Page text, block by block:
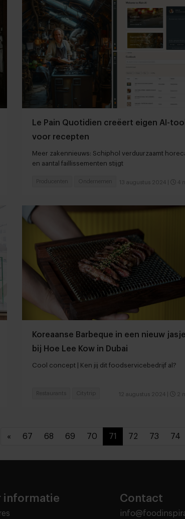
Le Pain Quotidien creëert eigen AI-tool
voor recepten
Meer zakennieuws: Schiphol verduurzaamt
en aantal faillissementen stijgt
13 augustus 2024 4
Producenten Ondernemen
Koreaanse Barbeque in een nieuw jasje
bij Hoe Lee Kow in Dubai
Cool concept | Ken jij dit foodservicebedrijf al?
12 augustus 2024 2
Restaurants Citytrip
« 67 68 69 70 71 72 73 74
informatie Contact